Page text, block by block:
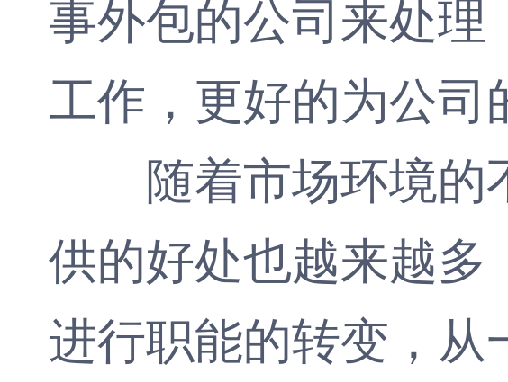
事外包的公司来处
工作，更好的为公司
随着市场环境的
供的好处也越来越
进行职能的转变，从